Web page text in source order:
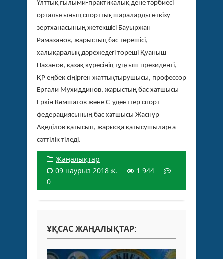
Ұлттық ғылыми-практикалық дене тәрбиесі
орталығының спорттық шараларды өткізу
зертханасының жетекшісі Бауыржан
Рамазанов, жарыстың бас төрешісі,
халықаралық дәрежедегі төреші Қуаныш
Наханов, қазақ күресінің тұңғыш президенті,
ҚР еңбек сіңірген жаттықтырушысы, профессор
Ерғали Мухиддинов, жарыстың бас хатшысы
Еркін Кәмшатов және Студенттер спорт
федерациясының бас хатшысы Жаснұр
Ақеділов қатысып, жарысқа қатысушыларға
сәттілік тіледі.
Жаңалықтар
09 наурыз 2018 ж.
1 944
0
ҰҚСАС ЖАҢАЛЫҚТАР: